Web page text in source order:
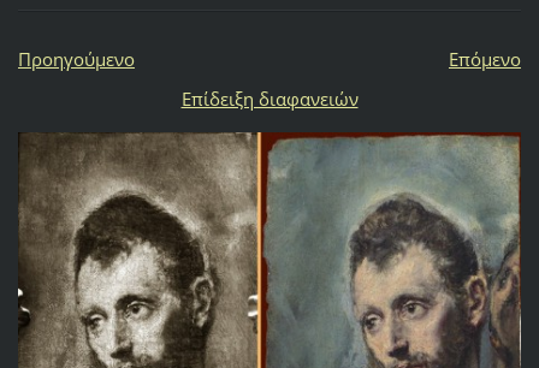
Προηγούμενο
Επόμενο
Επίδειξη διαφανειών